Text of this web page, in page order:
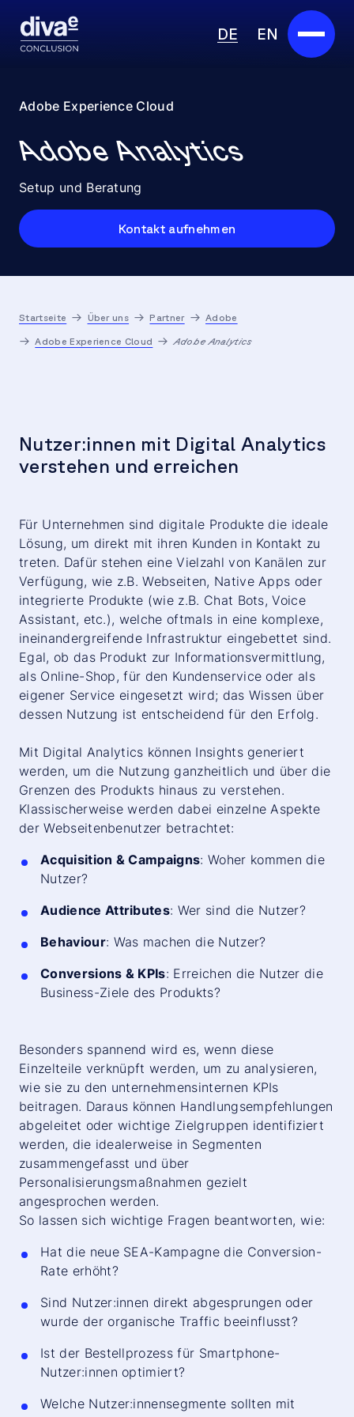
DE EN
Partner
Über uns
Karriere
Adobe Experience Cloud
Adobe Analytics
Setup und Beratung
Kontakt aufnehmen
Startseite Über uns Partner Adobe
Adobe Experience Cloud Adobe Analytics
Nutzer:innen mit Digital Analytics
verstehen und erreichen
Für Unternehmen sind digitale Produkte die ideale
Lösung, um direkt mit ihren Kunden in Kontakt zu
treten. Dafür stehen eine Vielzahl von Kanälen zur
Verfügung, wie z.B. Webseiten, Native Apps oder
integrierte Produkte (wie z.B. Chat Bots, Voice
Assistant, etc.), welche oftmals in eine komplexe,
ineinandergreifende Infrastruktur eingebettet sind.
Egal, ob das Produkt zur Informationsvermittlung,
als Online-Shop, für den Kundenservice oder als
eigener Service eingesetzt wird; das Wissen über
dessen Nutzung ist entscheidend für den Erfolg.
Mit Digital Analytics können Insights generiert
werden, um die Nutzung ganzheitlich und über die
Grenzen des Produkts hinaus zu verstehen.
Klassischerweise werden dabei einzelne Aspekte
der Webseitenbenutzer betrachtet:
Acquisition & Campaigns: Woher kommen die
Nutzer?
Audience Attributes: Wer sind die Nutzer?
Behaviour: Was machen die Nutzer?
Conversions & KPIs: Erreichen die Nutzer die
Business-Ziele des Produkts?
Besonders spannend wird es, wenn diese
Einzelteile verknüpft werden, um zu analysieren,
wie sie zu den unternehmensinternen KPIs
beitragen. Daraus können Handlungsempfehlungen
abgeleitet oder wichtige Zielgruppen identifiziert
werden, die idealerweise in Segmenten
zusammengefasst und über
Personalisierungsmaßnahmen gezielt
angesprochen werden.
So lassen sich wichtige Fragen beantworten, wie:
Hat die neue SEA-Kampagne die Conversion-
Rate erhöht?
Sind Nutzer:innen direkt abgesprungen oder
wurde der organische Traffic beeinflusst?
Ist der Bestellprozess für Smartphone-
Nutzer:innen optimiert?
Welche Nutzer:innensegmente sollten mit